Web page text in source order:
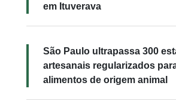
em Ituverava
São Paulo ultrapassa 300
artesanais regularizados
alimentos de origem animal